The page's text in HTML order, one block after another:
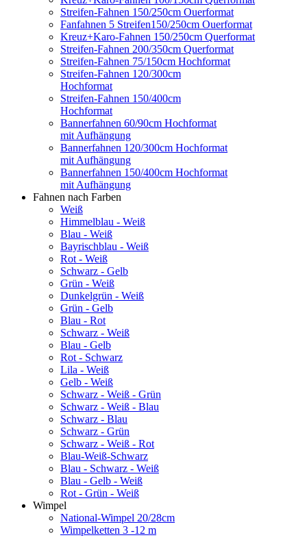
Streifen-Fahnen 150/250cm Ouerformat
Fanfahnen 5 Streifen150/250cm Ouerformat
Kreuz+Karo-Fahnen 150/250cm Querformat
Streifen-Fahnen 200/350cm Querformat
Streifen-Fahnen 75/150cm Hochformat
Streifen-Fahnen 120/300cm
Hochformat
Streifen-Fahnen 150/400cm
Hochformat
Bannerfahnen 60/90cm Hochformat
mit Aufhängung
Bannerfahnen 120/300cm Hochformat
mit Aufhängung
Bannerfahnen 150/400cm Hochformat
mit Aufhängung
Fahnen nach Farben
Weiß
Himmelblau - Weiß
Blau - Weiß
Bayrischblau - Weiß
Rot - Weiß
Schwarz - Gelb
Grün - Weiß
Dunkelgrün - Weiß
Grün - Gelb
Blau - Rot
Schwarz - Weiß
Blau - Gelb
Rot - Schwarz
Lila - Weiß
Gelb - Weiß
Schwarz - Weiß - Grün
Schwarz - Weiß - Blau
Schwarz - Blau
Schwarz - Grün
Schwarz - Weiß - Rot
Blau-Weiß-Schwarz
Blau - Schwarz - Weiß
Blau - Gelb - Weiß
Rot - Grün - Weiß
Wimpel
National-Wimpel 20/28cm
Wimpelketten 3 -12 m